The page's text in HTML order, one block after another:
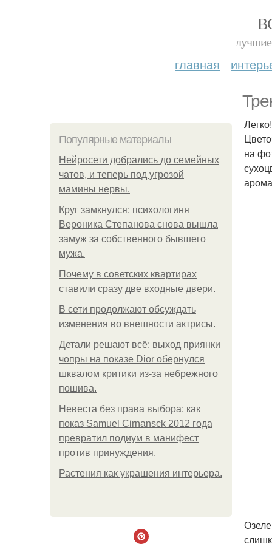
лучшие
главная
Популярные материалы
Нейросети добрались до семейных
чатов, и теперь под угрозой
мамины нервы.
Круг замкнулся: психологиня
Вероника Степанова снова вышла
замуж за собственного бывшего
мужа.
Почему в советских квартирах
ставили сразу две входные двери.
В сети продолжают обсуждать
изменения во внешности актрисы.
Детали решают всё: выход приянки
чопры на показе Dior обернулся
шквалом критики из-за небрежного
пошива.
Невеста без права выбора: как
показ Samuel Cirnansck 2012 года
превратил подиум в манифест
против принуждения.
Растения как украшения интерьера.
на